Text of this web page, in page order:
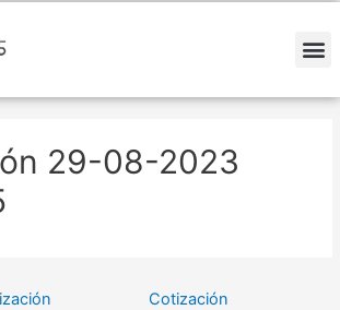
29-08-2023
Cotización